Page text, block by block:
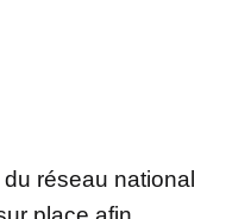
réseau national